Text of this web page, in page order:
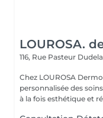
LOUROSA.
116, Rue Pasteur
Chez LOUROSA
personnalisée des
à la fois esthétique et